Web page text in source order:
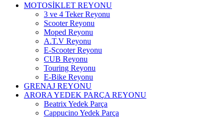
MOTOSİKLET REYONU
3 ve 4 Teker Reyonu
Scooter Reyonu
Moped Reyonu
A.T.V Reyonu
E-Scooter Reyonu
CUB Reyonu
Touring Reyonu
E-Bike Reyonu
GRENAJ REYONU
ARORA YEDEK PARÇA REYONU
Beatrix Yedek Parça
Cappucino Yedek Parça